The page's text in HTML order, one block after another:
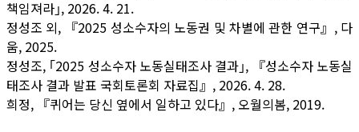
책임져라｣, 2026. 4. 21.
정성조 외, 『2025 성소수자의 노동권 및 차별에 관한 연구』, 다
움, 2025.
정성조, ｢2025 성소수자 노동실태조사 결과｣, 『성소수자 노동실
태조사 결과 발표 국회토론회 자료집』, 2026. 4. 28.
희정, 『퀴어는 당신 옆에서 일하고 있다』, 오월의봄, 2019.